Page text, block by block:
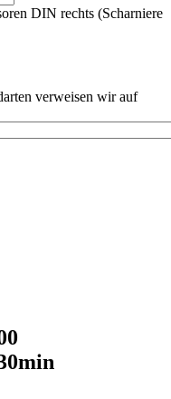
DIN rechts (Scharniere
verweisen wir auf